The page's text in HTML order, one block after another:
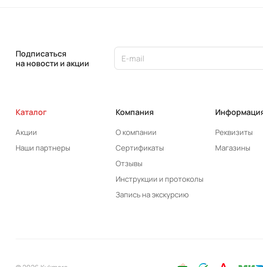
Подписаться
на новости и акции
Каталог
Акции
Наши партнеры
Компания
О компании
Сертификаты
Отзывы
Инструкции и протоколы
Запись на экскурсию
Реквизиты
Магазины